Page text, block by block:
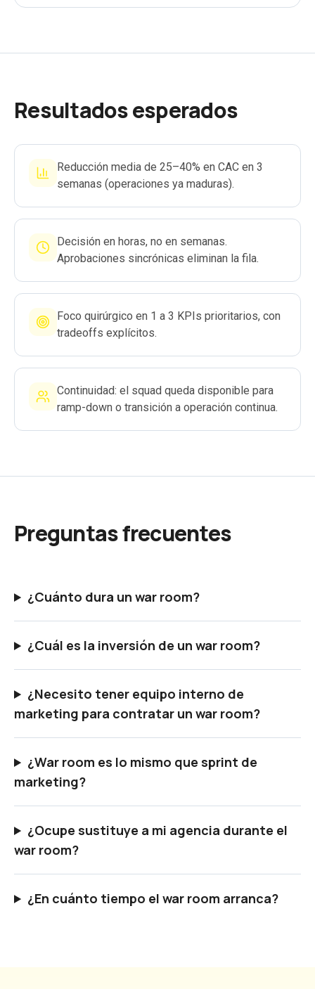
Resultados esperados
Reducción media de 25–40% en CAC en 3
semanas (operaciones ya maduras).
Decisión en horas, no en semanas.
Aprobaciones sincrónicas eliminan la fila.
Foco quirúrgico en 1 a 3 KPIs prioritarios, con
tradeoffs explícitos.
Continuidad: el squad queda disponible para
ramp-down o transición a operación continua.
Preguntas frecuentes
¿Cuánto dura un war room?
¿Cuál es la inversión de un war room?
¿Necesito tener equipo interno de
marketing para contratar un war room?
¿War room es lo mismo que sprint de
marketing?
¿Ocupe sustituye a mi agencia durante el
war room?
¿En cuánto tiempo el war room arranca?